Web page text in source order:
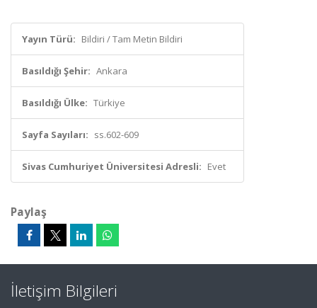
Yayın Türü: Bildiri / Tam Metin Bildiri
Basıldığı Şehir: Ankara
Basıldığı Ülke: Türkiye
Sayfa Sayıları: ss.602-609
Sivas Cumhuriyet Üniversitesi Adresli: Evet
Paylaş
İletişim Bilgileri